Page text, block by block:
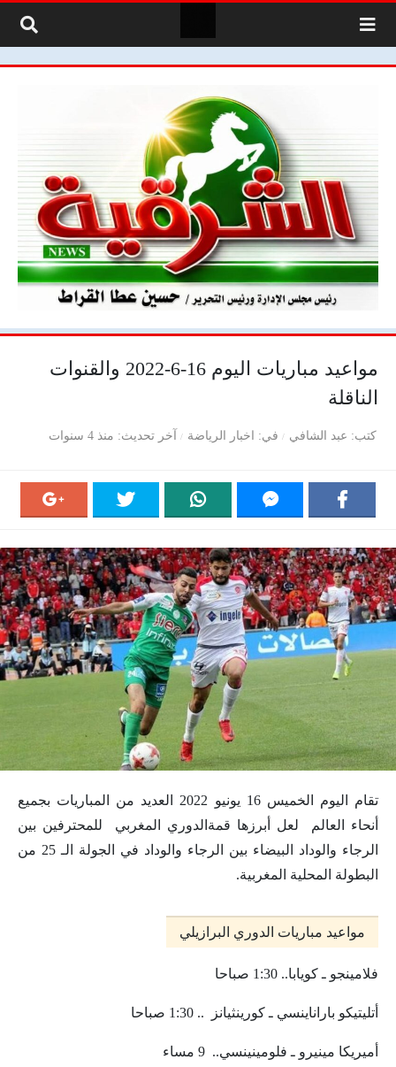
مواعيد مباريات اليوم 16-6-2022 والقنوات
الناقلة
كتب عبد الشافي في اخبار الرياضة آخر تحديث منذ 4 سنوات
تقام اليوم الخميس 16 يونيو 2022 العديد من المباريات بجميع
أنحاء العالم لعل أبرزها قمةالدوري المغربي للمحترفين بين
الرجاء والوداد البيضاء بين الرجاء والوداد في الجولة الـ 25 من
البطولة المحلية المغربية.
مواعيد مباريات الدوري البرازيلي
فلامينجو ـ كويابا.. 1:30 صباحا
أتليتيكو باراناينسي ـ كورينثيانز .. 1:30 صباحا
أميريكا مينيرو ـ فلومينينسي.. 9 مساء